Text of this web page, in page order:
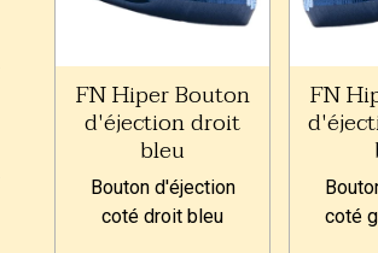
FN Hiper Bouton
d'éjection droit
bleu
Bouton d'éjection
coté droit bleu
FN
coté